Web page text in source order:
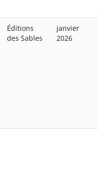
Éditions
des Sables
janvier
2026